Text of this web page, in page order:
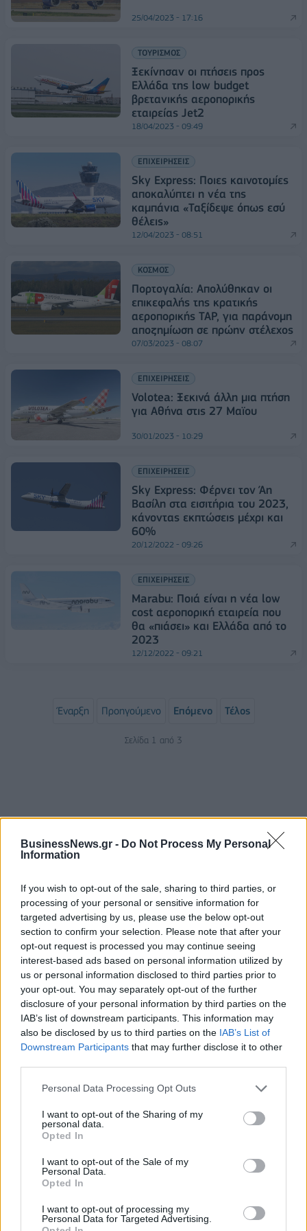
BusinessNews.gr - Do Not Process My Personal
Information
If you wish to opt-out of the sale, sharing to third parties, or
processing of your personal or sensitive information for
targeted advertising by us, please use the below opt-out
section to confirm your selection. Please note that after your
opt-out request is processed you may continue seeing
interest-based ads based on personal information utilized by
us or personal information disclosed to third parties prior to
your opt-out. You may separately opt-out of the further
disclosure of your personal information by third parties on the
IAB’s list of downstream participants. This information may
also be disclosed by us to third parties on the IAB’s List of
Downstream Participants that may further disclose it to other
Personal Data Processing Opt Outs
I want to opt-out of the Sharing of my
personal data.
Opted In
I want to opt-out of the Sale of my
Personal Data.
Opted In
I want to opt-out of processing my
Personal Data for Targeted Advertising.
25/04/2023 - 17:16
ΤΟΥΡΙΣΜΟΣ
Ξεκίνησαν οι πτήσεις προς
Ελλάδα της low budget
βρετανικής αεροπορικής
εταιρείας Jet2
18/04/2023 - 09:49
ΕΠΙΧΕΙΡΗΣΕΙΣ
Sky Express: Ποιες καινοτομίες
αποκαλύπτει η νέα της
καμπάνια «Ταξίδεψε όπως εσύ
θέλεις»
12/04/2023 - 08:51
ΚΟΣΜΟΣ
Πορτογαλία: Απολύθηκαν οι
επικεφαλής της κρατικής
αεροπορικής TAP, για παράνομη
αποζημίωση σε πρώην στέλεχος
07/03/2023 - 08:07
ΕΠΙΧΕΙΡΗΣΕΙΣ
Volotea: Ξεκινά άλλη μια πτήση
για Αθήνα στις 27 Μαϊου
30/01/2023 - 10:29
ΕΠΙΧΕΙΡΗΣΕΙΣ
Sky Express: Φέρνει τον Άη
Βασίλη στα εισιτήρια του 2023,
κάνοντας εκπτώσεις μέχρι και
60%
20/12/2022 - 09:26
ΕΠΙΧΕΙΡΗΣΕΙΣ
Marabu: Ποιά είναι η νέα low
cost αεροπορική εταιρεία που
θα «πιάσει» και Ελλάδα από το
2023
12/12/2022 - 09:21
Έναρξη Προηγούμενο Επόμενο Τέλος
Σελίδα 1 από 3
ΡΟΗ ΕΙΔΗΣΕΩΝ
Χρηματιστήριο: Πτώση κατά 0,59%, στα 320,42
εκατ. ευρώ ο τζίρος
06/08/2026 - 18:10 ΟΙΚΟΝΟΜΙΑ
ΟΠΕΚΑ: Αύριο η δεύτερη πληρωμή των δικαιούχων
του Λογαριασμού Αγροτικής Εστίας
06/08/2026 - 17:40 ΟΙΚΟΝΟΜΙΑ
Κυβερνητική Επιτροπή Βιομηχανίας- Κ. Μητσοτάκης:
Στρατηγική προτεραιότητα η ενίσχυση της
06/08/2026 - 17:18 ΠΟΛΙΤΙΚΗ
Κάρτας Αγρότη μέσω της ΕΑΕ 2026
06/08/2026 - 16:51
Eurobank: Εξελίξεις και προοπτικές στις αγορές
πετρελαίου και φυσικού αερίου στην Ευρώπη